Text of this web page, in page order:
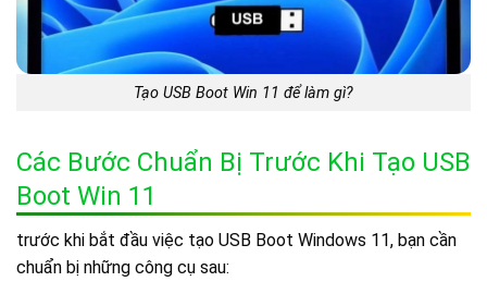
Tạo USB Boot Win 11 để làm gì?
Các Bước Chuẩn Bị Trước Khi Tạo USB
Boot Win 11
trước khi bắt đầu việc tạo USB Boot Windows 11, bạn cần
chuẩn bị những công cụ sau: